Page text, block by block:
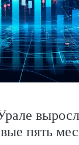
пять